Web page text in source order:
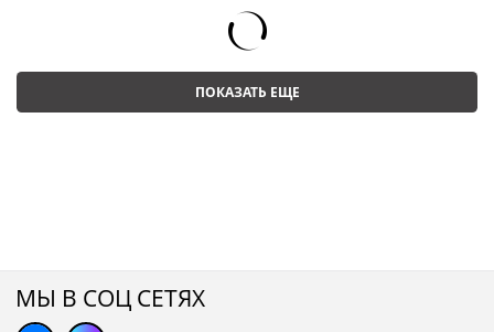
ПОКАЗАТЬ ЕЩЕ
МЫ В СОЦ СЕТЯХ